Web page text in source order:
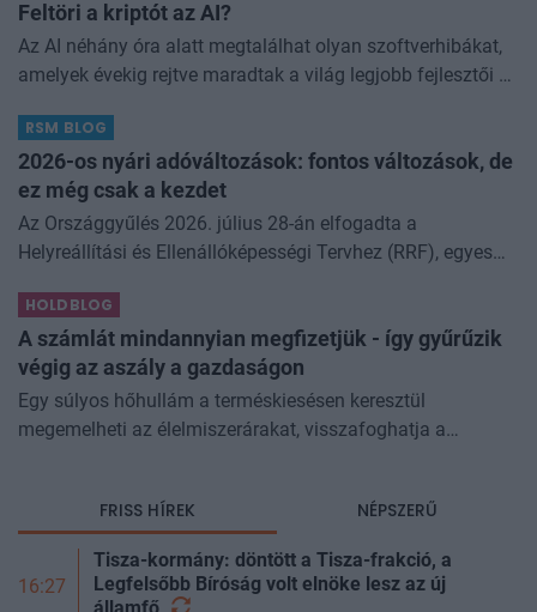
Feltöri a kriptót az AI?
Az AI néhány óra alatt megtalálhat olyan szoftverhibákat,
amelyek évekig rejtve maradtak a világ legjobb fejlesztői és
különösen nagy...
RSM BLOG
2026-os nyári adóváltozások: fontos változások, de
ez még csak a kezdet
Az Országgyűlés 2026. július 28-án elfogadta a
Helyreállítási és Ellenállóképességi Tervhez (RRF), egyes
kapcsolódó adóintézkedésekről, v
HOLDBLOG
A számlát mindannyian megfizetjük - így gyűrűzik
végig az aszály a gazdaságon
Egy súlyos hőhullám a terméskiesésen keresztül
megemelheti az élelmiszerárakat, visszafoghatja a
FRISS HÍREK NÉPSZERŰ
16:27
Tisza-kormány: döntött a Tisza-frakció, a
Legfelsőbb Bíróság volt elnöke lesz az új